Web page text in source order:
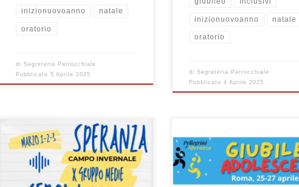
inizionuovoanno natale
oratorio
diSegreteria Parrocchiale
Pubblicato5 Aprile 2025
inizionuovoanno natale
oratorio
diSegreteria Parrocchiale
Pubblicato4 Aprile 2025
Un dopo cena per stare insieme e
festeggiare il Natale. Sono inviati tutti
gli adolescenti ! vi aspettiamo!
Roma, 25-27 aprile 2025 – Aperte
iscrizioni su Sansone: entro il
15/1/2025,con versamento
dell’acconto, come richiesto dalla